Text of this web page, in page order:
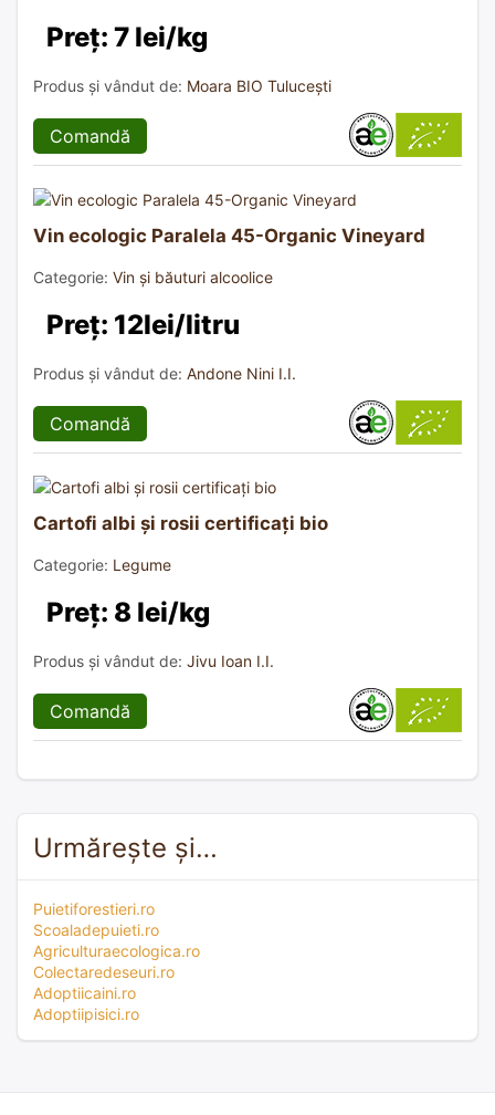
Preț: 7 lei/kg
Produs și vândut de: Moara BIO Tulucești
Comandă
Vin ecologic Paralela 45-Organic Vineyard
Categorie: Vin și băuturi alcoolice
Preț: 12lei/litru
Produs și vândut de: Andone Nini I.I.
Comandă
Cartofi albi și rosii certificați bio
Categorie: Legume
Preț: 8 lei/kg
Produs și vândut de: Jivu Ioan I.I.
Comandă
Urmărește și…
Puietiforestieri.ro
Scoaladepuieti.ro
Agriculturaecologica.ro
Colectaredeseuri.ro
Adoptiicaini.ro
Adoptiipisici.ro